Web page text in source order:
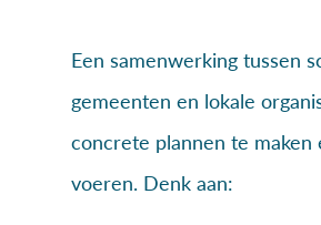
Een samenwerking tussen
gemeenten en lokale
concrete plannen te maken
voeren. Denk aan: